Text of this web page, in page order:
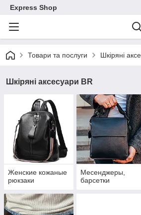
Express Shop
Товари та послуги Шкіряні
Шкіряні аксесуари BR
Женские кожаные
рюкзаки
Месенджеры,
барсетки